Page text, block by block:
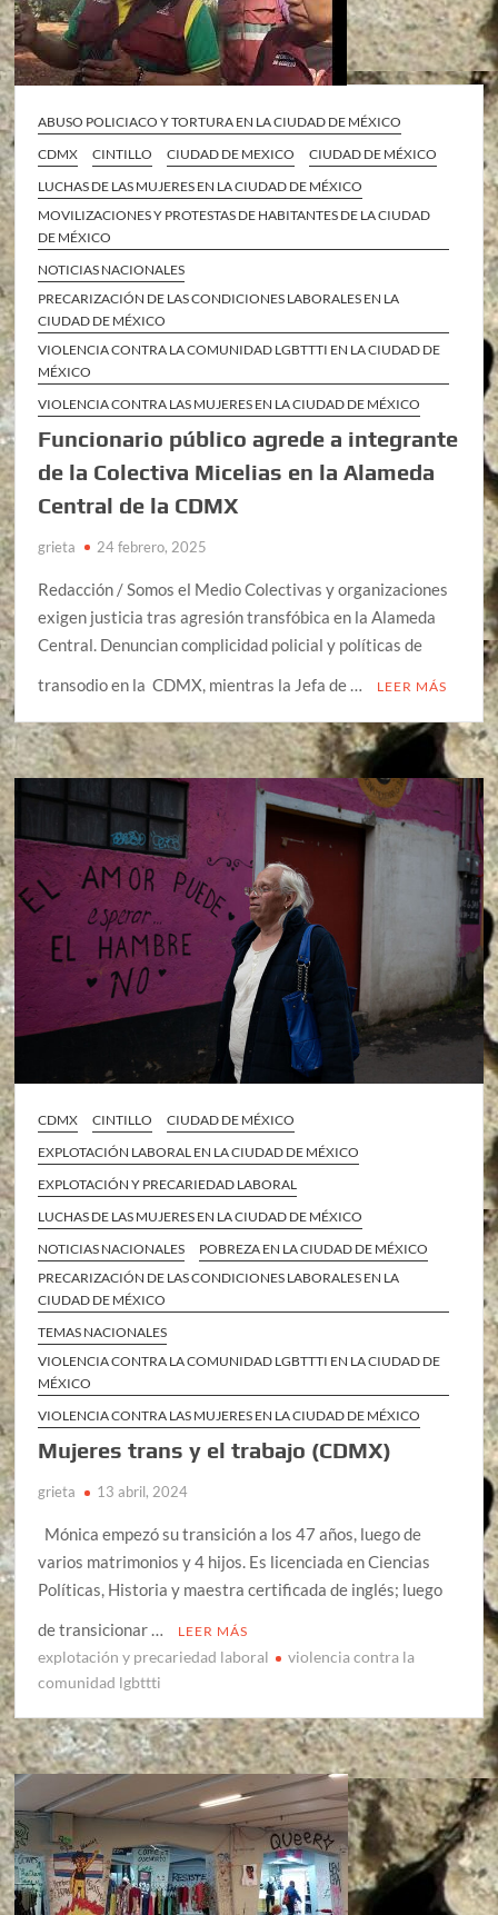
ABUSO POLICIACO Y TORTURA EN LA CIUDAD DE MÉXICO
CDMX
CINTILLO CIUDAD DE MEXICO
CIUDAD DE MÉXICO
LUCHAS DE LAS MUJERES EN LA CIUDAD DE MÉXICO
MOVILIZACIONES Y PROTESTAS DE HABITANTES DE LA CIUDAD
DE MÉXICO
NOTICIAS NACIONALES
PRECARIZACIÓN DE LAS CONDICIONES LABORALES EN LA
CIUDAD DE MÉXICO
VIOLENCIA CONTRA LA COMUNIDAD LGBTTTI EN LA CIUDAD DE
MÉXICO
VIOLENCIA CONTRA LAS MUJERES EN LA CIUDAD DE MÉXICO
Funcionario público agrede a integrante
de la Colectiva Micelias en la Alameda
Central de la CDMX
grieta 24 febrero, 2025
Redacción / Somos el Medio Colectivas y organizaciones
exigen justicia tras agresión transfóbica en la Alameda
Central. Denuncian complicidad policial y políticas de
transodio en la CDMX, mientras la Jefa de …
LEER MÁS
CDMX CINTILLO
CIUDAD DE MÉXICO
EXPLOTACIÓN LABORAL EN LA CIUDAD DE MÉXICO
EXPLOTACIÓN Y PRECARIEDAD LABORAL
LUCHAS DE LAS MUJERES EN LA CIUDAD DE MÉXICO
NOTICIAS NACIONALES
POBREZA EN LA CIUDAD DE MÉXICO
PRECARIZACIÓN DE LAS CONDICIONES LABORALES EN LA
CIUDAD DE MÉXICO
TEMAS NACIONALES
VIOLENCIA CONTRA LA COMUNIDAD LGBTTTI EN LA CIUDAD DE
MÉXICO
VIOLENCIA CONTRA LAS MUJERES EN LA CIUDAD DE MÉXICO
Mujeres trans y el trabajo (CDMX)
grieta 13 abril, 2024
Mónica empezó su transición a los 47 años, luego de
varios matrimonios y 4 hijos. Es licenciada en Ciencias
Políticas, Historia y maestra certificada de inglés; luego
de transicionar …
LEER MÁS
explotación y precariedad laboral
violencia contra la
comunidad lgbttti